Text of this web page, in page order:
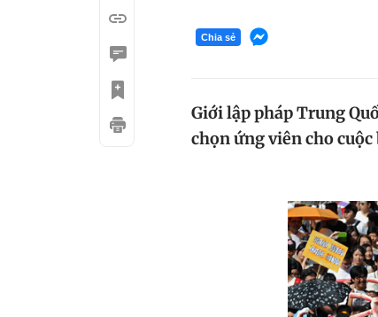
Chia sẻ
Giới lập pháp Trung
chọn ứng viên cho cuộc